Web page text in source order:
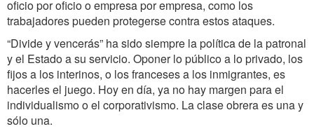
oficio por oficio o empresa por empresa, como los
trabajadores pueden protegerse contra estos ataques.
“Divide y vencerás” ha sido siempre la política de la patronal
y el Estado a su servicio. Oponer lo público a lo privado, los
fijos a los interinos, o los franceses a los inmigrantes, es
hacerles el juego. Hoy en día, ya no hay margen para el
individualismo o el corporativismo. La clase obrera es una y
sólo una.